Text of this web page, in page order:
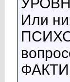
Или